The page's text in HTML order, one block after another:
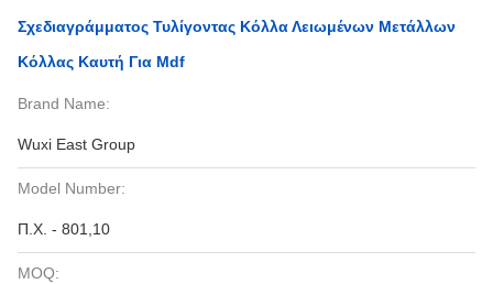
Σχεδιαγράμματος Τυλίγοντας Κόλλα Λειωμένων Μετάλλων
Κόλλας Καυτή Για Mdf
Brand Name:
Wuxi East Group
Model Number:
Π.Χ. - 801,10
MOQ: